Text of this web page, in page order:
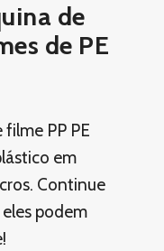
de
de PE
PP PE
em
Continue
podem